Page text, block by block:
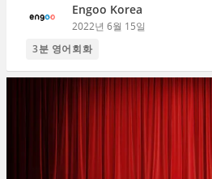
Engoo Korea
2022년 6월 15일
3분 영어회화